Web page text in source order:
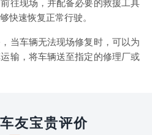
往现场，并配备必要的救援工具
快速恢复正常行驶。
当车辆无法现场修复时，可以为
输，将车辆送至指定的修理厂或
友宝贵评价